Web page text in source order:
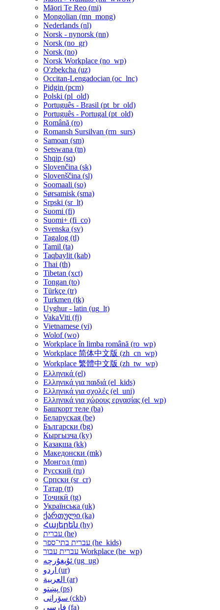
Māori Te Reo ‎(mi)‎
Mongolian ‎(mn_mong)‎
Nederlands ‎(nl)‎
Norsk - nynorsk ‎(nn)‎
Norsk ‎(no_gr)‎
Norsk ‎(no)‎
Norsk Workplace ‎(no_wp)‎
O'zbekcha ‎(uz)‎
Occitan-Lengadocian ‎(oc_lnc)‎
Pidgin ‎(pcm)‎
Polski ‎(pl_old)‎
Português - Brasil ‎(pt_br_old)‎
Português - Portugal ‎(pt_old)‎
Română ‎(ro)‎
Romansh Sursilvan ‎(rm_surs)‎
Samoan ‎(sm)‎
Setswana ‎(tn)‎
Shqip ‎(sq)‎
Slovenčina ‎(sk)‎
Slovenščina ‎(sl)‎
Soomaali ‎(so)‎
Sørsamisk ‎(sma)‎
Srpski ‎(sr_lt)‎
Suomi ‎(fi)‎
Suomi+ ‎(fi_co)‎
Svenska ‎(sv)‎
Tagalog ‎(tl)‎
Tamil ‎(ta)‎
Taqbaylit ‎(kab)‎
Thai ‎(th)‎
Tibetan ‎(xct)‎
Tongan ‎(to)‎
Türkçe ‎(tr)‎
Turkmen ‎(tk)‎
Uyghur - latin ‎(ug_lt)‎
VakaViti ‎(fj)‎
Vietnamese ‎(vi)‎
Wolof ‎(wo)‎
Workplace în limba română ‎(ro_wp)‎
Workplace 简体中文版 ‎(zh_cn_wp)‎
Workplace 繁體中文版 ‎(zh_tw_wp)‎
Ελληνικά ‎(el)‎
Ελληνικά για παιδιά ‎(el_kids)‎
Ελληνικά για σχολές ‎(el_uni)‎
Ελληνικά για χώρους εργασίας ‎(el_wp)‎
Башҡорт теле ‎(ba)‎
Беларуская ‎(be)‎
Български ‎(bg)‎
Кыргызча ‎(ky)‎
Қазақша ‎(kk)‎
Македонски ‎(mk)‎
Монгол ‎(mn)‎
Русский ‎(ru)‎
Српски ‎(sr_cr)‎
Татар ‎(tt)‎
Тоҷикӣ ‎(tg)‎
Українська ‎(uk)‎
ქართული ‎(ka)‎
Հայերեն ‎(hy)‎
עברית ‎(he)‎
עברית בתי־ספר ‎(he_kids)‎
עברית עבור Workplace ‎(he_wp)‎
ئۇيغۇرچە ‎(ug_ug)‎
اردو ‎(ur)‎
العربية ‎(ar)‎
پښتو ‎(ps)‎
سۆرانی ‎(ckb)‎
فارسی ‎(fa)‎